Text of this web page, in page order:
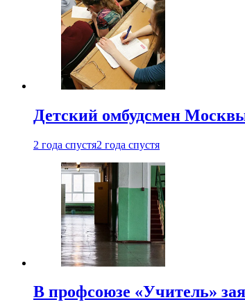
Детский омбудсмен
2 года спустя2 года спустя
В профсоюзе «Учитель»